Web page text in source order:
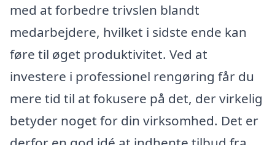
med at forbedre trivslen blandt
medarbejdere, hvilket i sidste ende kan
føre til øget produktivitet. Ved at
investere i professionel rengøring får du
mere tid til at fokusere på det, der virkelig
betyder noget for din virksomhed. Det er